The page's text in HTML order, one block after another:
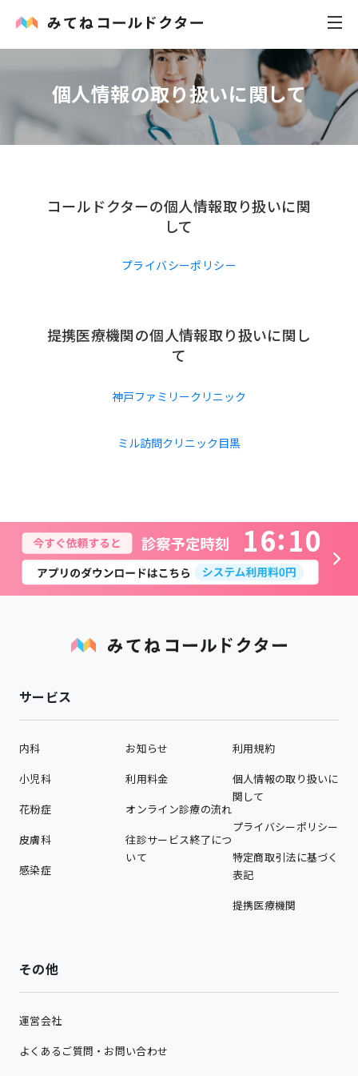
小児科
お知らせ
個人情報の取り扱いに関して
コールドクターの個人情報取り扱いに関
して
プライバシーポリシー
提携医療機関の個人情報取り扱いに関し
て
神戸ファミリークリニック
ミル訪問クリニック目黒
16 10
サービス
内科
小児科
花粉症
皮膚科
感染症
お知らせ
利用料金
オンライン診療の流れ
往診サービス終了につ
いて
利用規約
個人情報の取り扱いに
関して
プライバシーポリシー
特定商取引法に基づく
表記
提携医療機関
その他
運営会社
よくあるご質問・お問い合わせ